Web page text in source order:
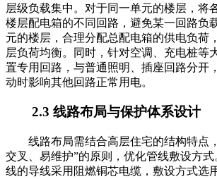
层级负载集中。对于同一单元的楼层，将
楼层配电箱的不同回路，避免某一回路负
元的楼层，合理分配总配电箱的供电负荷
层负荷均衡。同时，针对空调、充电桩等
置专用回路，与普通照明、插座回路分开
动时影响其他回路正常用电。
2.3 线路布局与保护体系设计
线路布局需结合高层住宅的结构特点
交叉、易维护”的原则，优化管线敷设方
线的导线采用阻燃铜芯电缆，敷设方式选